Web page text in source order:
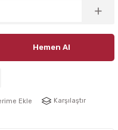
Hemen Al
Karşılaştır